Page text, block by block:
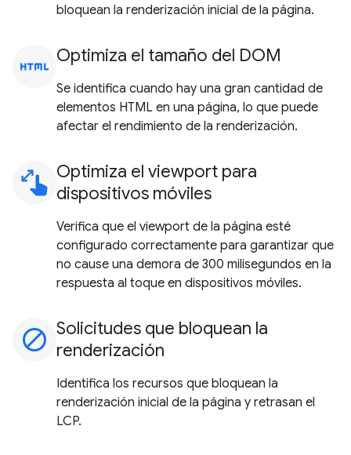
bloquean la renderización inicial de la página.
html Optimiza el tamaño del DOM
Se identifica cuando hay una gran cantidad de
elementos HTML en una página, lo que puede
afectar el rendimiento de la renderización.
pinch Optimiza el viewport para
dispositivos móviles
Verifica que el viewport de la página esté
configurado correctamente para garantizar que
no cause una demora de 300 milisegundos en la
respuesta al toque en dispositivos móviles.
block Solicitudes que bloquean la
renderización
Identifica los recursos que bloquean la
renderización inicial de la página y retrasan el
LCP.